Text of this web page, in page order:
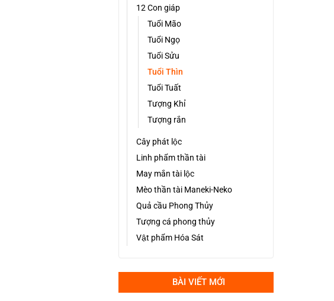
12 Con giáp
Tuổi Mão
Tuổi Ngọ
Tuổi Sửu
Tuổi Thìn
Tuổi Tuất
Tượng Khỉ
Tượng rắn
Cây phát lộc
Linh phẩm thần tài
May mắn tài lộc
Mèo thần tài Maneki-Neko
Quả cầu Phong Thủy
Tượng cá phong thủy
Vật phẩm Hóa Sát
BÀI VIẾT MỚI